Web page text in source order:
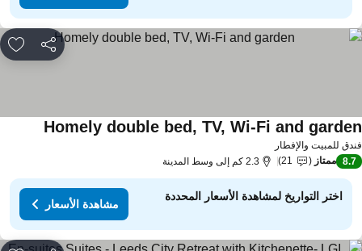
مشاركة
للمبيت والإفطار
Homely double bed, TV, Wi-Fi and
8.7 ممتاز 21 2.3 كم إلى وسط المدينة
اختر التواريخ لمشاهدة الأسعار المحددة
مشاهدة الأسعار